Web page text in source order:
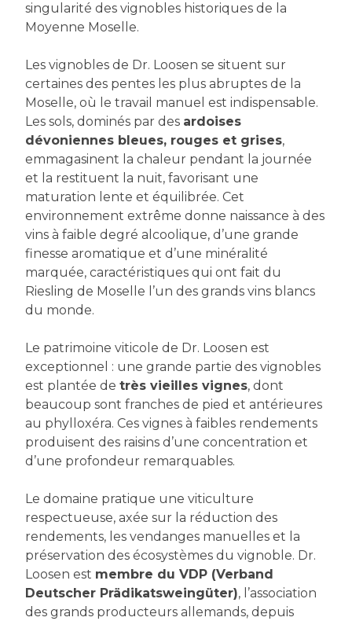
singularité des vignobles historiques de la
Moyenne Moselle.
Les vignobles de Dr. Loosen se situent sur
certaines des pentes les plus abruptes de la
Moselle, où le travail manuel est indispensable.
Les sols, dominés par des ardoises
dévoniennes bleues, rouges et grises,
emmagasinent la chaleur pendant la journée
et la restituent la nuit, favorisant une
maturation lente et équilibrée. Cet
environnement extrême donne naissance à des
vins à faible degré alcoolique, d’une grande
finesse aromatique et d’une minéralité
marquée, caractéristiques qui ont fait du
Riesling de Moselle l’un des grands vins blancs
du monde.
Le patrimoine viticole de Dr. Loosen est
exceptionnel : une grande partie des vignobles
est plantée de très vieilles vignes, dont
beaucoup sont franches de pied et antérieures
au phylloxéra. Ces vignes à faibles rendements
produisent des raisins d’une concentration et
d’une profondeur remarquables.
Le domaine pratique une viticulture
respectueuse, axée sur la réduction des
rendements, les vendanges manuelles et la
préservation des écosystèmes du vignoble. Dr.
Loosen est membre du VDP (Verband
Deutscher Prädikatsweingüter), l’association
des grands producteurs allemands, depuis